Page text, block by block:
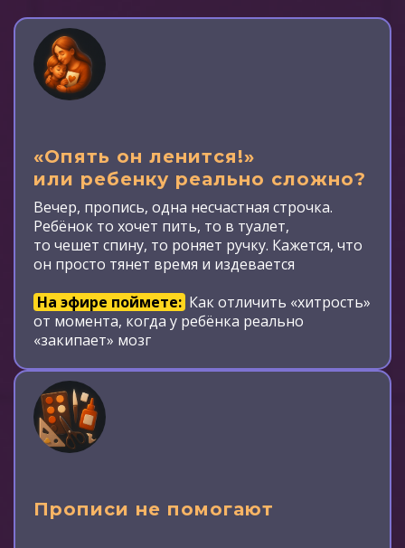
«Опять он ленится!»
или ребенку реально сложно?
Вечер, пропись, одна несчастная строчка.
Ребёнок то хочет пить, то в туалет,
то чешет спину, то роняет ручку. Кажется, что
он просто тянет время и издевается
На эфире поймете: Как отличить «хитрость»
от момента, когда у ребёнка реально
«закипает» мозг
Прописи не помогают